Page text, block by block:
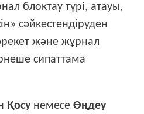
блоктау түрі, атауы,
сәйкестендіруден
және жұрнал
сипаттама
ҚосунемесеӨңдеу